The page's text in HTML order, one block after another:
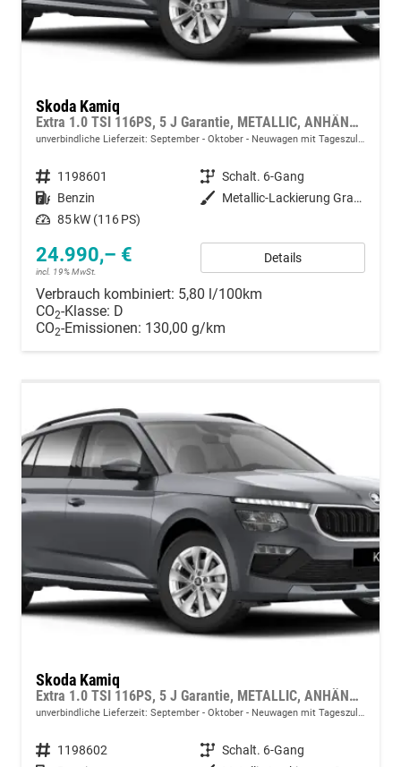
Skoda Kamiq
Extra 1.0 TSI 116PS, 5 J Garantie, METALLIC, ANHÄNGERKUPPLUNG, 16" Alu, Climatronic, Radio 8" + SmartLink, Parksensoren hinten, Rückfahrkamera, Sitzheizung, SunSet, Tempomat, Armlehne, NSW, LED-Scheinwerfer, Dachreling, Virtual Cockpit, Reserverad
unverbindliche Lieferzeit: September - Oktober Neuwagen mit Tageszulassung
Fahrzeugnummer 1198601 Getriebe Schalt. 6-Gang
Kraftstoff Benzin Außenfarbe
Metallic-Lackierung Graphit-Grau
Leistung 85 kW (116 PS)
24.990,– €
incl. 19% MwSt.
Details
Verbrauch kombiniert: 5,80 l/100km
CO2-Klasse: D
CO2-Emissionen: 130,00 g/km
Skoda Kamiq
Extra 1.0 TSI 116PS, 5 J Garantie, METALLIC, ANHÄNGERKUPPLUNG, 16" Alu, Climatronic, Radio 8" + SmartLink, Parksensoren hinten, Rückfahrkamera, Sitzheizung, SunSet, Tempomat, Armlehne, NSW, LED-Scheinwerfer, Dachreling, Virtual Cockpit, Reserverad
unverbindliche Lieferzeit: September - Oktober Neuwagen mit Tageszulassung
Fahrzeugnummer 1198602 Getriebe Schalt. 6-Gang